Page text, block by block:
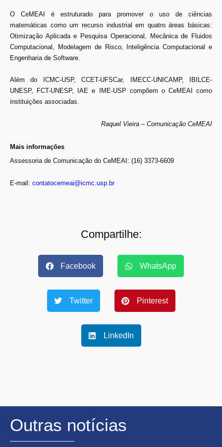
O CeMEAI é estruturado para promover o uso de ciências
matemáticas como um recurso industrial em quatro áreas básicas:
Otimização Aplicada e Pesquisa Operacional, Mecânica de Fluidos
Computacional, Modelagem de Risco, Inteligência Computacional e
Engenharia de Software.
Além do ICMC-USP, CCET-UFSCar, IMECC-UNICAMP, IBILCE-
UNESP, FCT-UNESP, IAE e IME-USP compõem o CeMEAI como
instituições associadas.
Raquel Vieira – Comunicação CeMEAI
Mais informações
Assessoria de Comunicação do CeMEAI: (16) 3373-6609
E-mail: contatocemeai@icmc.usp.br
Compartilhe:
Facebook WhatsApp
Twitter Pinterest
LinkedIn
Outras notícias